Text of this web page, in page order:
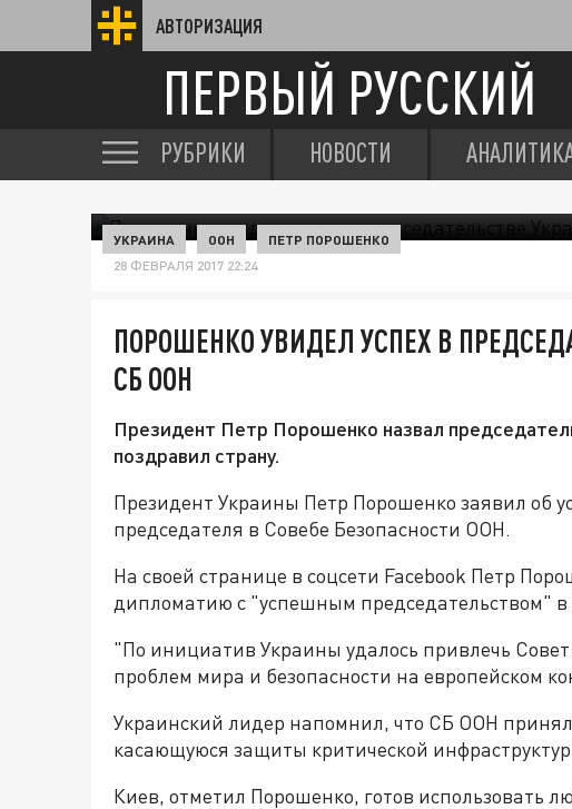
АВТОРИЗАЦИЯ
ПЕРВЫЙ РУССКИЙ
РУБРИКИ НОВОСТИ
УКРАИНА ООН ПЕТР ПОРОШЕНКО
28 ФЕВРАЛЯ 2017 22:24
ПОРОШЕНКО УВИДЕЛ УСПЕХ В
СБ ООН
Президент Петр Порошенко назвал
поздравил страну.
Президент Украины Петр Порошенко заявил об
председателя в Совебе Безопасности ООН.
На своей странице в соцсети Facebook Петр
дипломатию с "успешным председательством" в
"По инициатив Украины удалось привлечь
проблем мира и безопасности на европейском
Украинский лидер напомнил, что СБ ООН
касающуюся защиты критической
Киев, отметил Порошенко, готов использовать